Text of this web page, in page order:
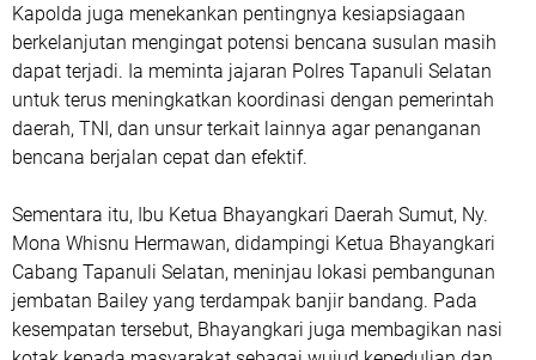
Kapolda juga menekankan pentingnya kesiapsiagaan
berkelanjutan mengingat potensi bencana susulan masih
dapat terjadi. Ia meminta jajaran Polres Tapanuli Selatan
untuk terus meningkatkan koordinasi dengan pemerintah
daerah, TNI, dan unsur terkait lainnya agar penanganan
bencana berjalan cepat dan efektif.
Sementara itu, Ibu Ketua Bhayangkari Daerah Sumut, Ny.
Mona Whisnu Hermawan, didampingi Ketua Bhayangkari
Cabang Tapanuli Selatan, meninjau lokasi pembangunan
jembatan Bailey yang terdampak banjir bandang. Pada
kesempatan tersebut, Bhayangkari juga membagikan nasi